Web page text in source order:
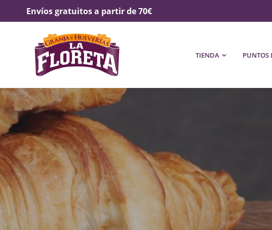
Envíos gratuitos a partir de 70€
TIENDA PUNTOS